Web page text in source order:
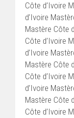
Côte d’Ivoire
d’Ivoire
Mastère Côte
Côte d’Ivoire
d’Ivoire
Mastère Côte
Côte d’Ivoire
d’Ivoire
Mastère Côte
Côte d’Ivoire